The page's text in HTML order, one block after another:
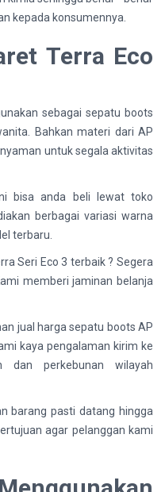
kepada konsumennya.
Terra Eco
sebagai sepatu boots
Bahkan materi dari AP
untuk segala aktivitas
bisa anda beli lewat toko
berbagai variasi warna
terbaru.
Seri Eco 3 terbaik ? Segera
memberi jaminan belanja
jual harga sepatu boots AP
kaya pengalaman kirim ke
dan perkebunan wilayah
barang pasti datang hingga
agar pelanggan kami